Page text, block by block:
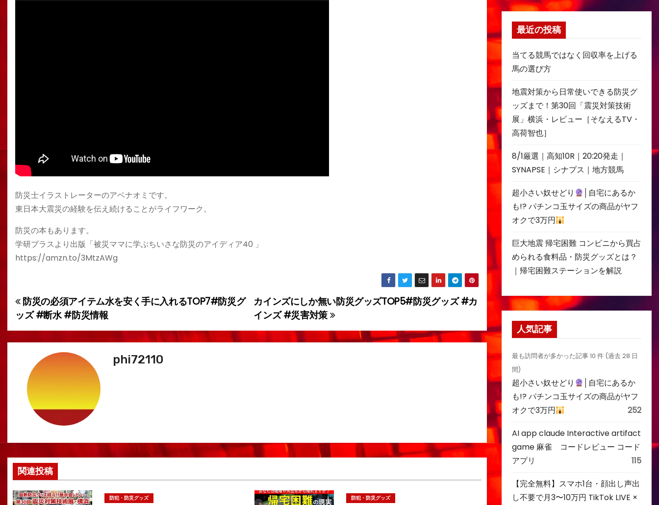
防災士イラストレーターのアベナオミです。
東日本大震災の経験を伝え続けることがライフワーク。
防災の本もあります。
学研プラスより出版「被災ママに学ぶちいさな防災のアイディア40 」
https://amzn.to/3MtzAWg
投
稿
ナ
ゲ
ー
ョ
ン
カインズにしか無い防災グッズTOP5#防災グッズ #カ
インズ #災害対策
防災の必須アイテム水を安く手に入れるTOP7#防災グ
ッズ #断水 #防災情報
phi72110
関連投稿
防犯・防災グッズ 防犯・防災グッズ
最近の投稿
当てる競馬ではなく回収率を上げる
馬の選び方
地震対策から日常使いできる防災グ
ッズまで！第30回「震災対策技術
展」横浜・レビュー［そなえるTV・
高荷智也］
8/1厳選｜高知10R｜20:20発走｜
SYNAPSE｜シナプス｜地方競馬
超小さい奴せどり
│自宅にあるか
も!? パチンコ玉サイズの商品がヤフ
オクで3万円
巨大地震 帰宅困難 コンビニから買占
められる食料品・防災グッズとは？
｜帰宅困難ステーションを解説
人気記事
最も訪問者が多かった記事 10 件 (過去 28 日
間)
超小さい奴せどり
│自宅にあるか
も!? パチンコ玉サイズの商品がヤフ
オクで3万円
252
AI app claude Interactive artifact
game 麻雀 コードレビュー コード
アプリ
115
【完全無料】スマホ1台・顔出し声出
し不要で月3〜10万円 TikTok LIVE ×